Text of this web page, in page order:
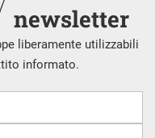
newsletter
liberamente utilizzabili
informato.